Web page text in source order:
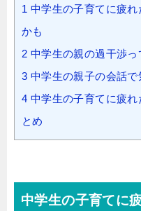
1 中学生の子育てに疲
かも
2 中学生の親の過干渉
3 中学生の親子の会話で
4 中学生の子育てに疲
とめ
中学生の子育てに